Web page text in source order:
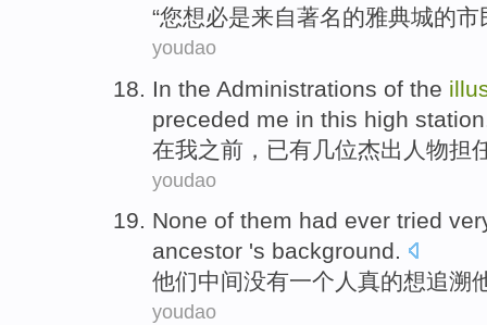
“您想必是来自著名的雅典城的市
youdao
In the Administrations of the
preceded me in this high
在我之前 ，已有几位杰出 人物担
youdao
None of them had ever tried
ancestor 's background.
他们中间没有一个人真的想追溯
youdao